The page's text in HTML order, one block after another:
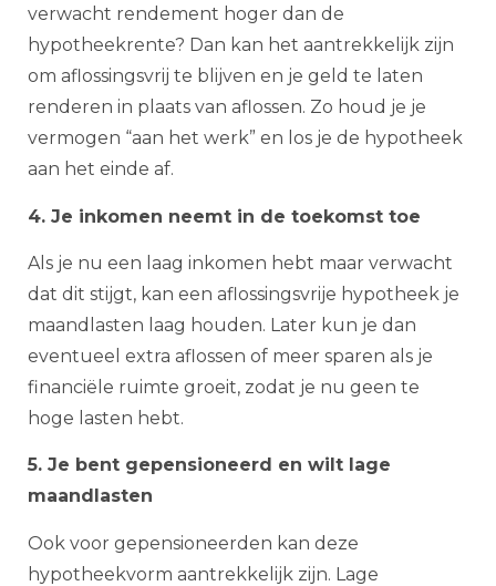
verwacht rendement hoger dan de
hypotheekrente? Dan kan het aantrekkelijk zijn
om aflossingsvrij te blijven en je geld te laten
renderen in plaats van aflossen. Zo houd je je
vermogen “aan het werk” en los je de hypotheek
aan het einde af.
4. Je inkomen neemt in de toekomst toe
Als je nu een laag inkomen hebt maar verwacht
dat dit stijgt, kan een aflossingsvrije hypotheek je
maandlasten laag houden. Later kun je dan
eventueel extra aflossen of meer sparen als je
financiële ruimte groeit, zodat je nu geen te
hoge lasten hebt.
5. Je bent gepensioneerd en wilt lage
maandlasten
Ook voor gepensioneerden kan deze
hypotheekvorm aantrekkelijk zijn. Lage